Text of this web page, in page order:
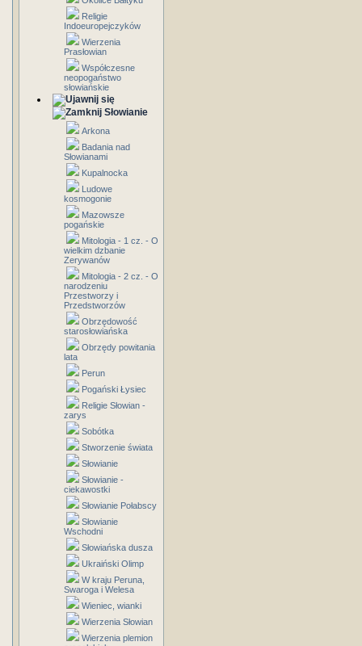
Religie
Indoeuropejczyków
Wierzenia
Prasłowian
Współczesne
neopogaństwo
słowiańskie
Słowianie
Arkona
Badania nad
Słowianami
Kupalnocka
Ludowe
kosmogonie
Mazowsze
pogańskie
Mitologia - 1 cz. - O
wielkim dzbanie
Zerywanów
Mitologia - 2 cz. - O
narodzeniu
Przestworzy i
Przedstworzów
Obrzędowość
starosłowiańska
Obrzędy powitania
lata
Perun
Pogański Łysiec
Religie Słowian -
zarys
Sobótka
Stworzenie świata
Słowianie
Słowianie -
ciekawostki
Słowianie Połabscy
Słowianie
Wschodni
Słowiańska dusza
Ukraiński Olimp
W kraju Peruna,
Swaroga i Welesa
Wieniec, wianki
Wierzenia Słowian
Wierzenia plemion